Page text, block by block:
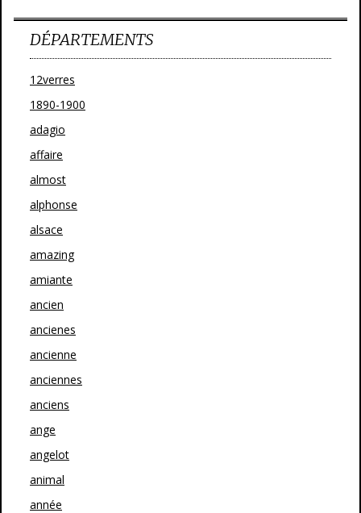
DÉPARTEMENTS
12verres
1890-1900
adagio
affaire
almost
alphonse
alsace
amazing
amiante
ancien
ancienes
ancienne
anciennes
anciens
ange
angelot
animal
année